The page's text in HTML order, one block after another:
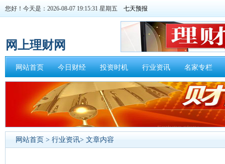
您好！今天是：2026-08-07 19:15:31 星期五
网上理财网
网站首页 今日财经 投资时机 行业资讯 名家专栏
网站首页 > 行业资讯> 文章内容